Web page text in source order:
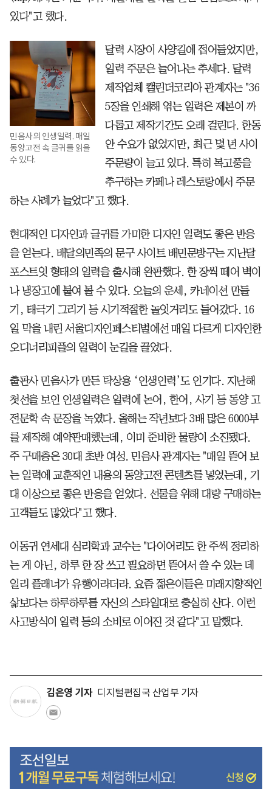
있다"고 했다.
민음사의 인생일력. 매일
동양고전 속 글귀를 읽을
수 있다.
달력 시장이 사양길에 접어들었지만,
일력 주문은 늘어나는 추세다. 달력
제작업체 캘린더코리아 관계자는 "36
5장을 인쇄해 엮는 일력은 제본이 까
다롭고 제작기간도 오래 걸린다. 한동
안 수요가 없었지만, 최근 몇 년 사이
주문량이 늘고 있다. 특히 복고풍을
추구하는 카페나 레스토랑에서 주문
하는 사례가 늘었다"고 했다.
현대적인 디자인과 글귀를 가미한 디자인 일력도 좋은 반응
을 얻는다. 배달의민족의 문구 사이트 배민문방구는 지난달
포스트잇 형태의 일력을 출시해 완판했다. 한 장씩 떼어 벽이
나 냉장고에 붙여 볼 수 있다. 오늘의 운세, 카네이션 만들
기, 태극기 그리기 등 시기적절한 놀잇거리도 들어갔다. 16
일 막을 내린 서울디자인페스티벌에선 매일 다르게 디자인한
오디너리피플의 일력이 눈길을 끌었다.
출판사 민음사가 만든 탁상용 ‘인생인력’도 인기다. 지난해
첫선을 보인 인생일력은 일력에 논어, 한어, 사기 등 동양 고
전문학 속 문장을 녹였다. 올해는 작년보다 3배 많은 6000부
를 제작해 예약판매했는데, 이미 준비한 물량이 소진됐다.
주 구매층은 30대 초반 여성. 민음사 관계자는 "매일 뜯어 보
는 일력에 교훈적인 내용의 동양고전 콘텐츠를 넣었는데, 기
대 이상으로 좋은 반응을 얻었다. 선물을 위해 대량 구매하는
고객들도 많았다"고 했다.
이동귀 연세대 심리학과 교수는 "다이어리도 한 주씩 정리하
는 게 아닌, 하루 한 장 쓰고 필요하면 뜯어서 쓸 수 있는 데
일리 플래너가 유행이라더라. 요즘 젊은이들은 미래지향적인
삶보다는 하루하루를 자신의 스타일대로 충실히 산다. 이런
사고방식이 일력 등의 소비로 이어진 것 같다"고 말했다.
김은영 기자 디지털편집국 산업부 기자